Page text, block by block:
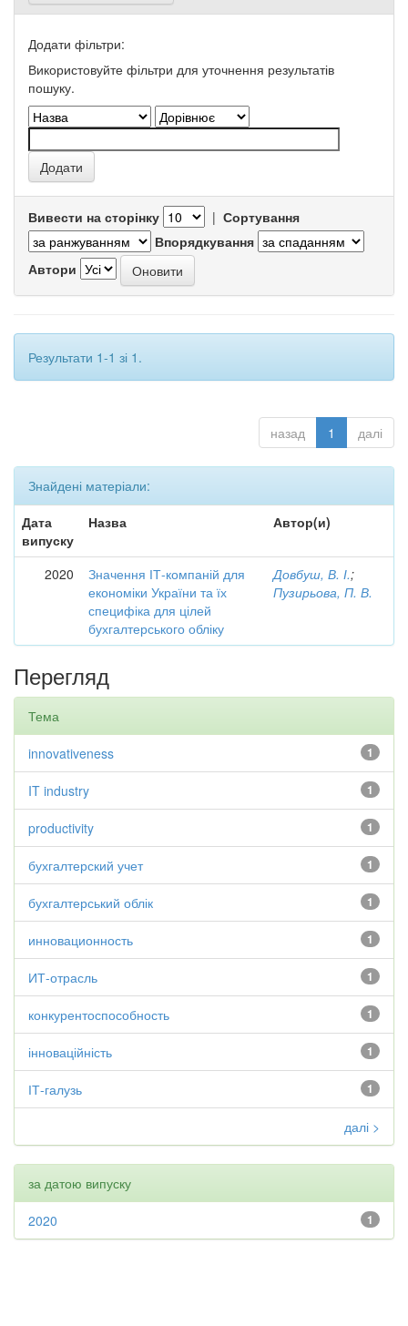
Додати фільтри:
Використовуйте фільтри для уточнення результатів
пошуку.
Вивести на сторінку | Сортування
Впорядкування
Автори
Результати 1-1 зі 1.
назад 1 далі
Знайдені матеріали:
Дата
випуску
Назва Автор(и)
2020
Значення ІТ-компаній для
економіки України та їх
специфіка для цілей
бухгалтерського обліку
Довбуш, В. І.;
Пузирьова, П. В.
Перегляд
Тема
1
innovativeness
1
IT industry
1
productivity
1
бухгалтерский учет
1
бухгалтерський облік
1
инновационность
1
ИТ-отрасль
1
конкурентоспособность
1
інноваційність
1
ІТ-галузь
далі >
за датою випуску
1
2020